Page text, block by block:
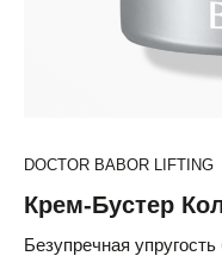
DOCTOR BABOR LIFTING
Крем-Бустер
Безупречная